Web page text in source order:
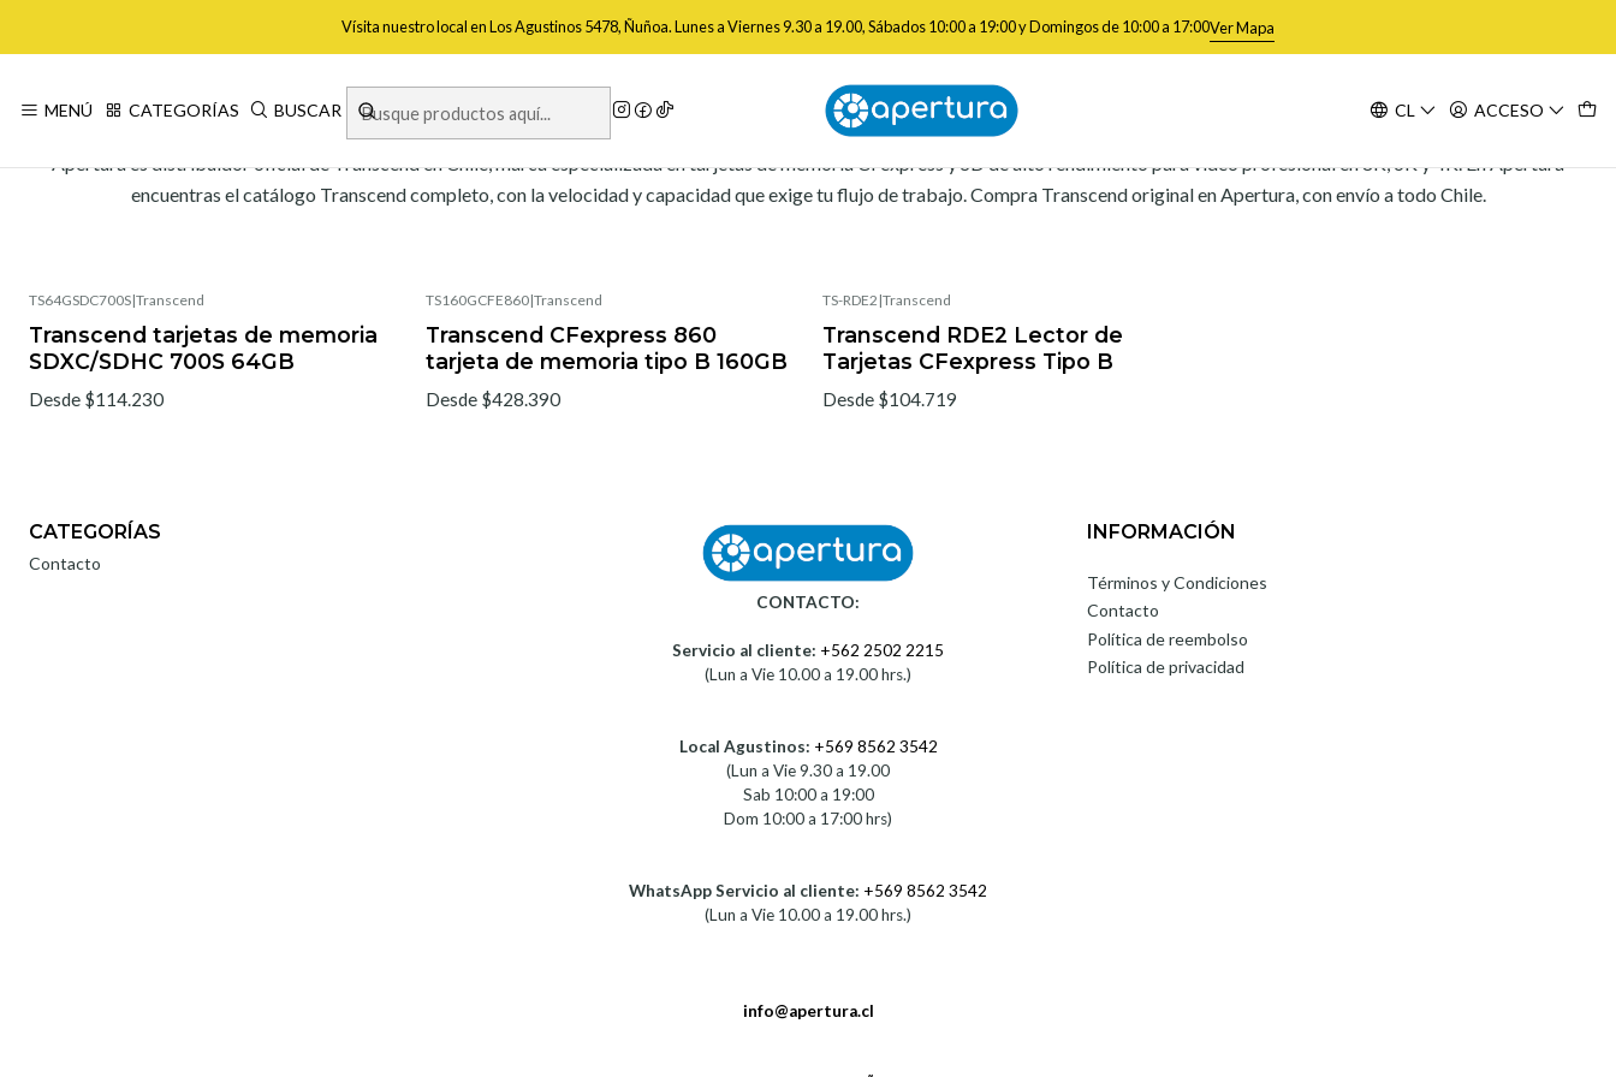
MENÚ CATEGORÍAS BUSCAR CL ACCESO
Vísita nuestro local en Los Agustinos 5478, Ñuñoa. Lunes a Viernes 9.30 a 19.00, Sábados 10:00 a 19:00 y Domingos de 10:00 a 17:00Ver Mapa
Inicio Marcas Transcend
Transcend
Apertura es distribuidor oficial de Transcend en Chile, marca especializada en tarjetas de memoria CFexpress y SD de alto rendimiento para video profesional en 8K, 6K y 4K. En Apertura
encuentras el catálogo Transcend completo, con la velocidad y capacidad que exige tu flujo de trabajo. Compra Transcend original en Apertura, con envío a todo Chile.
Filtros
TS64GSDC700S|Transcend
Transcend tarjetas de memoria
SDXC/SDHC 700S 64GB
Desde $114.230
TS160GCFE860|Transcend
Transcend CFexpress 860
tarjeta de memoria tipo B 160GB
Desde $428.390
TS-RDE2 |Transcend
Transcend RDE2 Lector de
Tarjetas CFexpress Tipo B
Desde $104.719
CATEGORÍAS
Contacto
CONTACTO:
Servicio al cliente: +562 2502 2215
(Lun a Vie 10.00 a 19.00 hrs.)
Local Agustinos: +569 8562 3542
(Lun a Vie 9.30 a 19.00
Sab 10:00 a 19:00
Dom 10:00 a 17:00 hrs)
WhatsApp Servicio al cliente: +569 8562 3542
(Lun a Vie 10.00 a 19.00 hrs.)
info@apertura.cl
INFORMACIÓN
Términos y Condiciones
Contacto
Política de reembolso
Política de privacidad